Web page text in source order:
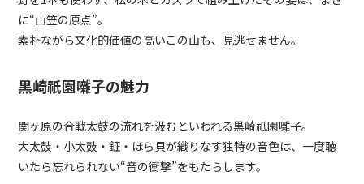
に“山笠の原点”。
素朴ながら文化的価値の高いこの山も、見逃せません。
黒崎祇園囃子の魅力
関ヶ原の合戦太鼓の流れを汲むといわれる黒崎祇園囃子。
大太鼓・小太鼓・鉦・ほら貝が織りなす独特の音色は、一度聴
いたら忘れられない“音の衝撃”をもたらします。